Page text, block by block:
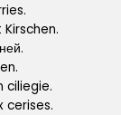
ciliegie.
cerises.